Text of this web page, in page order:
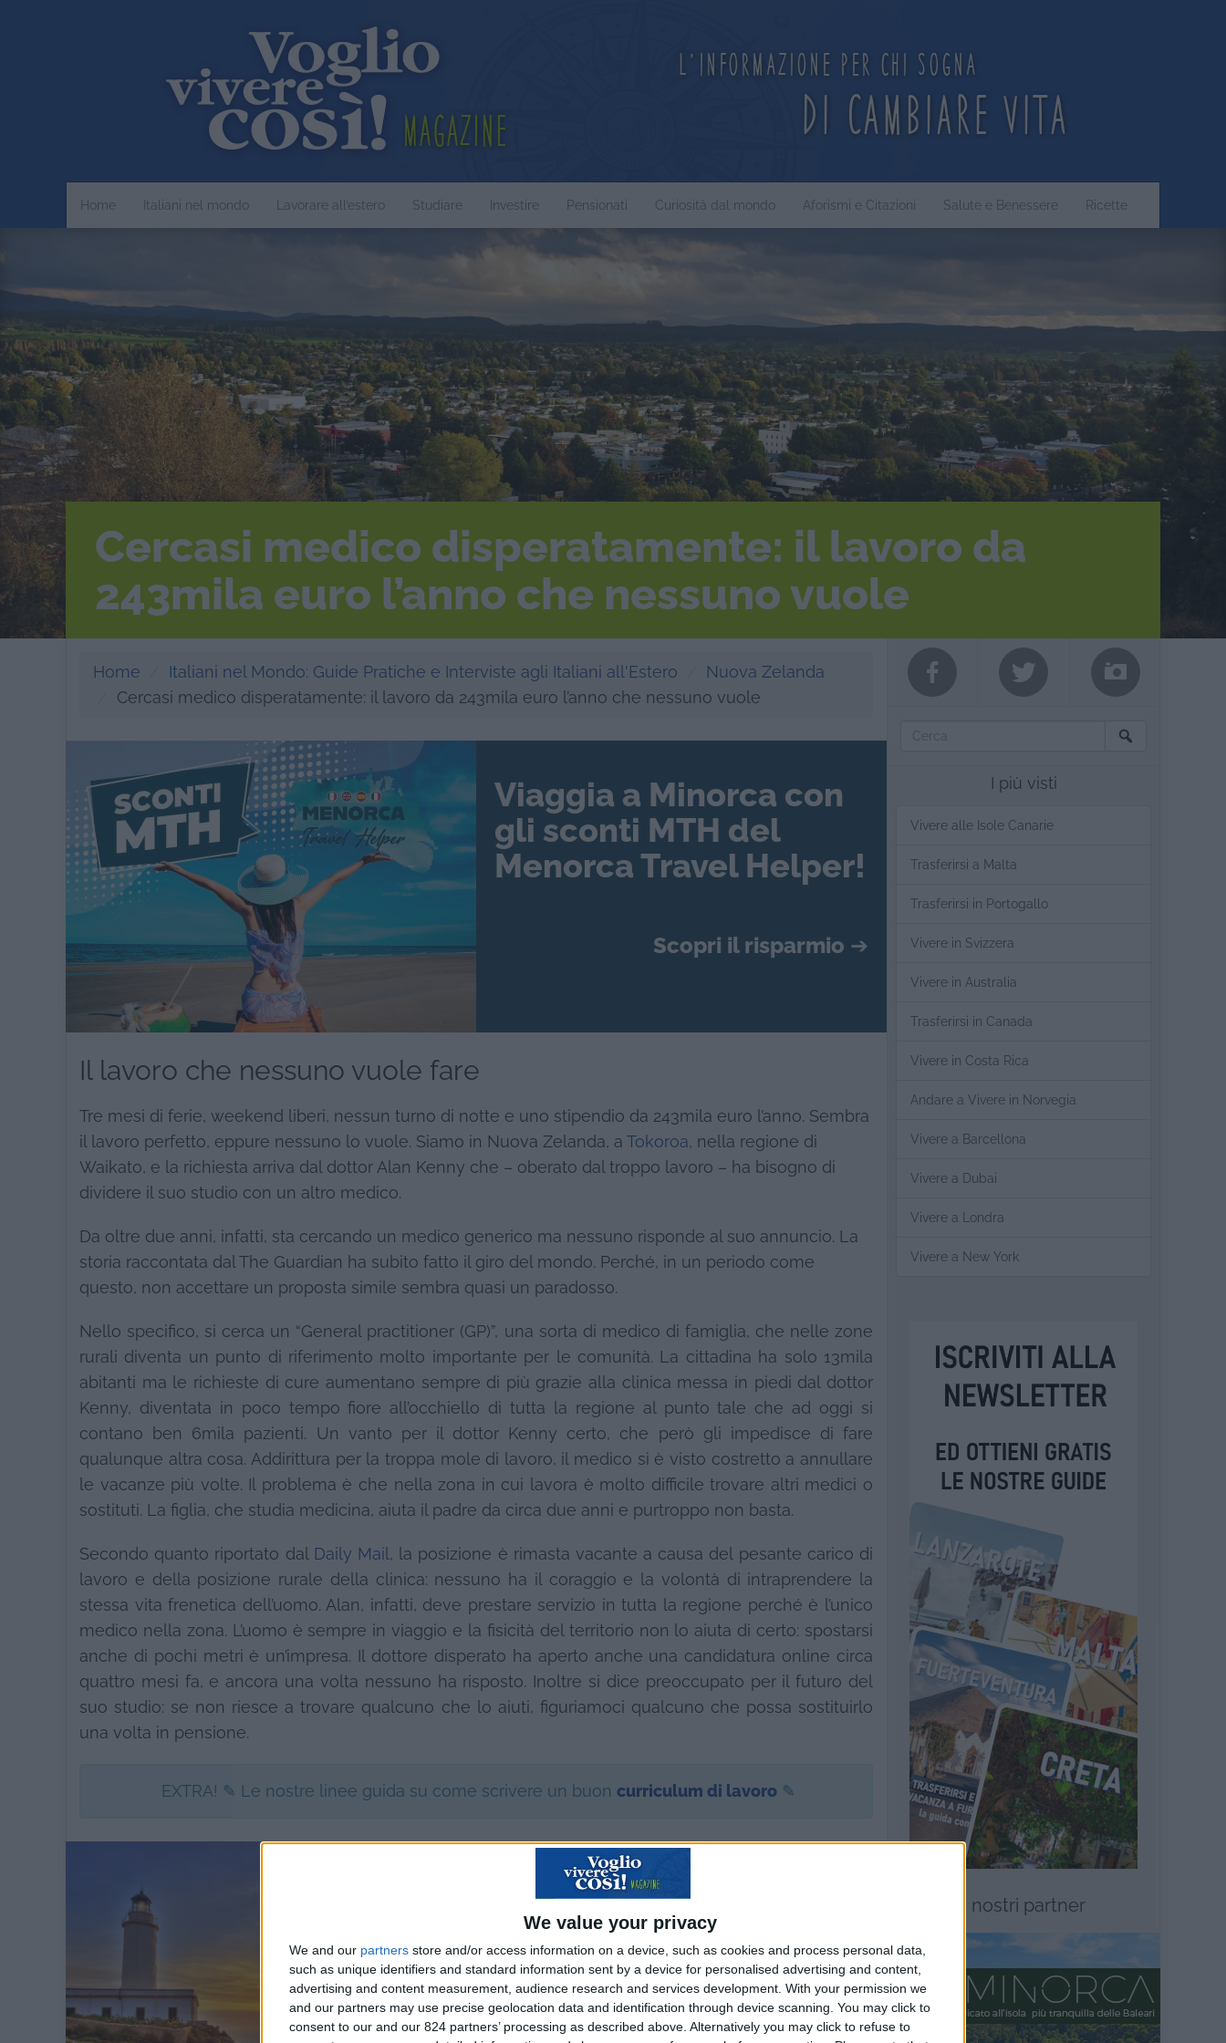
We value your privacy
We and our partners store and/or access information on a device, such as cookies and process personal data,
such as unique identifiers and standard information sent by a device for personalised advertising and content,
advertising and content measurement, audience research and services development. With your permission we
and our partners may use precise geolocation data and identification through device scanning. You may click to
consent to our and our 824 partners’ processing as described above. Alternatively you may click to refuse to
Magazine
L'informazione per chi sogna
di cambiare vita
Home Italiani nel mondo Lavorare all’estero Studiare Investire Pensionati Curiosità dal mondo Aforismi e Citazioni Salute e Benessere Ricette
Cercasi medico disperatamente: il lavoro da
243mila euro l’anno che nessuno vuole
Home Italiani nel Mondo: Guide Pratiche e Interviste agli Italiani all'Estero
Nuova Zelanda
Cercasi medico disperatamente: il lavoro da 243mila euro l’anno che nessuno vuole
Viaggia a Minorca con
gli sconti MTH del
Menorca Travel Helper!
Scopri il risparmio ➔
Il lavoro che nessuno vuole fare
Tre mesi di ferie, weekend liberi, nessun turno di notte e uno stipendio da 243mila euro l’anno. Sembra
il lavoro perfetto, eppure nessuno lo vuole. Siamo in Nuova Zelanda, a Tokoroa, nella regione di
Waikato, e la richiesta arriva dal dottor Alan Kenny che – oberato dal troppo lavoro – ha bisogno di
dividere il suo studio con un altro medico.
Da oltre due anni, infatti, sta cercando un medico generico ma nessuno risponde al suo annuncio. La
storia raccontata dal The Guardian ha subito fatto il giro del mondo. Perché, in un periodo come
questo, non accettare un proposta simile sembra quasi un paradosso.
Nello specifico, si cerca un “General practitioner (GP)”, una sorta di medico di famiglia, che nelle zone
rurali diventa un punto di riferimento molto importante per le comunità. La cittadina ha solo 13mila
abitanti ma le richieste di cure aumentano sempre di più grazie alla clinica messa in piedi dal dottor
Kenny, diventata in poco tempo fiore all’occhiello di tutta la regione al punto tale che ad oggi si
contano ben 6mila pazienti. Un vanto per il dottor Kenny certo, che però gli impedisce di fare
qualunque altra cosa. Addirittura per la troppa mole di lavoro, il medico si è visto costretto a annullare
le vacanze più volte. Il problema è che nella zona in cui lavora è molto difficile trovare altri medici o
sostituti. La figlia, che studia medicina, aiuta il padre da circa due anni e purtroppo non basta.
Secondo quanto riportato dal Daily Mail, la posizione è rimasta vacante a causa del pesante carico di
lavoro e della posizione rurale della clinica: nessuno ha il coraggio e la volontà di intraprendere la
stessa vita frenetica dell’uomo. Alan, infatti, deve prestare servizio in tutta la regione perché è l’unico
medico nella zona. L’uomo è sempre in viaggio e la fisicità del territorio non lo aiuta di certo: spostarsi
anche di pochi metri è un’impresa. Il dottore disperato ha aperto anche una candidatura online circa
quattro mesi fa, e ancora una volta nessuno ha risposto. Inoltre si dice preoccupato per il futuro del
suo studio: se non riesce a trovare qualcuno che lo aiuti, figuriamoci qualcuno che possa sostituirlo
una volta in pensione.
EXTRA! ✎ Le nostre linee guida su come scrivere un buon curriculum di lavoro ✎
Le migliori escursioni
in italiano in tutto il
mondo
I più visti
Vivere alle Isole Canarie
Trasferirsi a Malta
Trasferirsi in Portogallo
Vivere in Svizzera
Vivere in Australia
Trasferirsi in Canada
Vivere in Costa Rica
Andare a Vivere in Norvegia
Vivere a Barcellona
Vivere a Dubai
Vivere a Londra
Vivere a New York
I nostri partner